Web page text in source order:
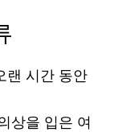
랜 시간 동안
상을 입은 여